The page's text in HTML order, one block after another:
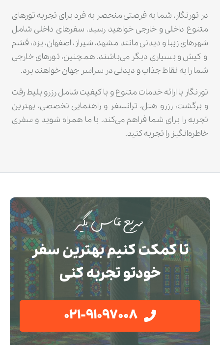
در تورنگار، شما به فرصتی منحصر به فرد برای تجربه تورهای
متنوع داخلی و خارجی خواهید رسید. سفرهای داخلی شامل
شهرهای زیبا و دیدنی مانند مشهد، شیراز، اصفهان، یزد، قشم
و کیش و بسیاری دیگر می‌باشند. همچنین، تورهای خارجی
شما را به نقاط جذاب و دیدنی در سراسر جهان خواهند برد.
تورنگار با ارائه خدمات متنوع و با کیفیت شامل رزرو بلیط رفت
و برگشت، رزرو هتل، ترانسفر و راهنمایی تخصصی، بهترین
تجربه را برای شما فراهم می‌کند. با ما همراه شوید و سفری
خاطره‌انگیز را تجربه کنید.
سریع تماس بگیر
تا کمکت کنیم بهترین سفر
خودتو تجربه کنی
021-91097008